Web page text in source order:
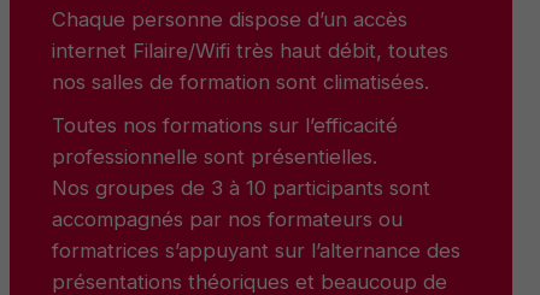
Chaque personne dispose d’un accès
internet Filaire/Wifi très haut débit, toutes
nos salles de formation sont climatisées.
Toutes nos formations sur l’efficacité
professionnelle sont présentielles.
Nos groupes de 3 à 10 participants sont
accompagnés par nos formateurs ou
formatrices s’appuyant sur l’alternance des
présentations théoriques et beaucoup de